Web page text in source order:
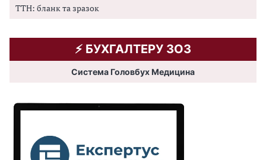
ТТН: бланк та зразок
⚡️ БУХГАЛТЕРУ ЗОЗ
Система Головбух Медицина